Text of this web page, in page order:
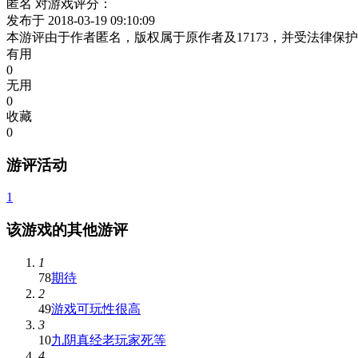
匿名 对游戏评分：
发布于 2018-03-19 09:10:09
本游评由于作者匿名，版权属于原作者及17173，并受法律保
有用
0
无用
0
收藏
0
游评活动
1
该游戏的其他游评
1
78期待
2
49游戏可玩性很高
3
10九阴真经老玩家死等